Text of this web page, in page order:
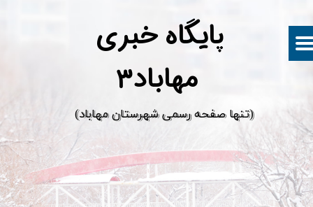
پایگاه خبری
​(تنها صفحه رسمی شهرستان مهاباد)